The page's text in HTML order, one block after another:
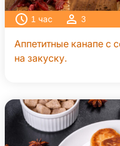
1 час 3
Аппетитные канапе с
на закуску.